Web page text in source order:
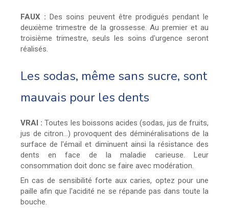
FAUX :Des soins peuvent être prodigués pendant le
deuxième trimestre de la grossesse. Au premier et au
troisième trimestre, seuls les soins d'urgence seront
réalisés.
Les sodas, même sans sucre, sont
mauvais pour les dents
VRAI :Toutes les boissons acides (sodas, jus de fruits,
jus de citron…) provoquent des déminéralisations de la
surface de l'émail et diminuent ainsi la résistance des
dents en face de la maladie carieuse. Leur
consommation doit donc se faire avec modération.
En cas de sensibilité forte aux caries, optez pour une
paille afin que l'acidité ne se répande pas dans toute la
bouche.